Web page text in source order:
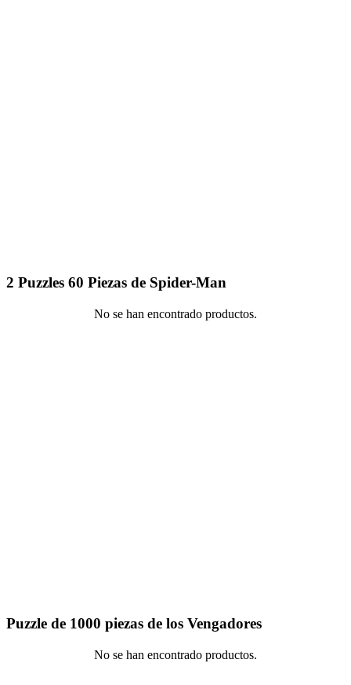
2 Puzzles 60 Piezas de Spider-Man
No se han encontrado productos.
Puzzle de 1000 piezas de los Vengadores
No se han encontrado productos.